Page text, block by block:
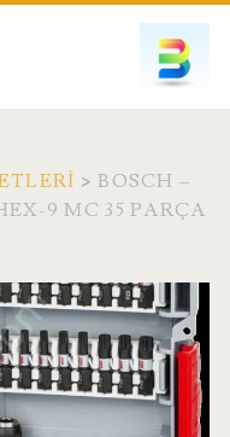
>BOSCH –
9 MC 35 PARÇA